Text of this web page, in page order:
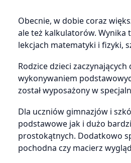
Obecnie, w dobie coraz
ale też kalkulatorów. Wynika
lekcjach matematyki i fizyki,
Rodzice dzieci
wykonywaniem
został wyposażony w
Dla uczniów gimnazjów i
podstawowe jak i dużo
prostokątnych. Dodatkowo
pochodna czy macierz